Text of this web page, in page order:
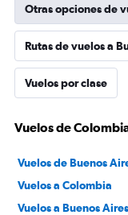
Otras opciones de
Rutas de vuelos a
Vuelos por clase
Vuelos de
Vuelos de Buenos
Vuelos a Colombia
Vuelos a Buenos Aires